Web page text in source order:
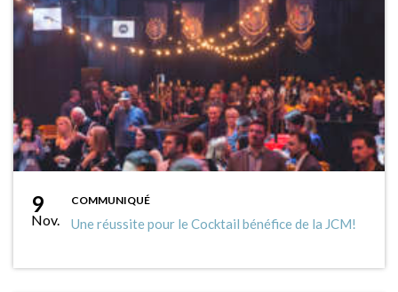
9
Nov.
COMMUNIQUÉ
Une réussite pour le Cocktail bénéfice de la JCM!